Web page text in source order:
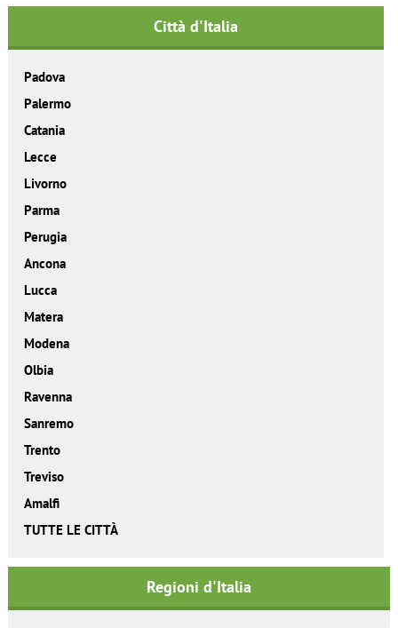
Città d'Italia
Padova
Palermo
Catania
Lecce
Livorno
Parma
Perugia
Ancona
Lucca
Matera
Modena
Olbia
Ravenna
Sanremo
Trento
Treviso
Amalfi
TUTTE LE CITTÀ
Regioni d'Italia